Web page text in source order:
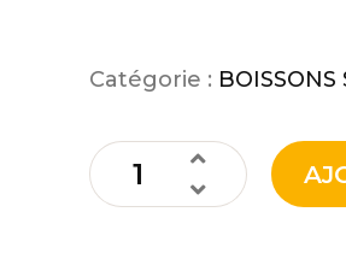
Catégorie : BOISSONS